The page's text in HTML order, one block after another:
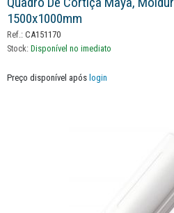
1500x1000mm
Ref.: CA151170
Stock: Disponível no imediato
Preço disponível após login